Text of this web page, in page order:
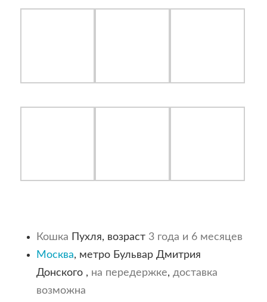
Кошка Пухля, возраст 3 года и 6 месяцев
Москва, метро Бульвар Дмитрия
Донского , на передержке, доставка
возможна